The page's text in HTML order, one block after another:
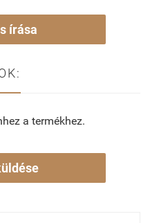
írása
a termékhez.